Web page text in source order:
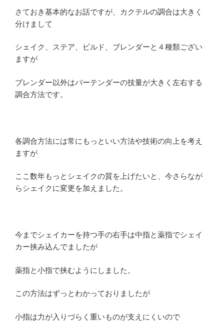
さておき基本的なお話ですが、カクテルの調合は大きく
分けまして
シェイク、ステア、ビルド、ブレンダーと４種類ござい
ますが
ブレンダー以外はバーテンダーの技量が大きく左右する
調合方法です。
各調合方法には常にもっといい方法や技術の向上を考え
ますが
ここ数年もっとシェイクの質を上げたいと、今さらなが
らシェイクに変更を加えました。
今までシェイカーを持つ手の右手は中指と薬指でシェイ
カー挟み込んでましたが
薬指と小指で挟むようにしました。
この方法はずっとわかっておりましたが
小指は力が入りづらく重いものが支えにくいので